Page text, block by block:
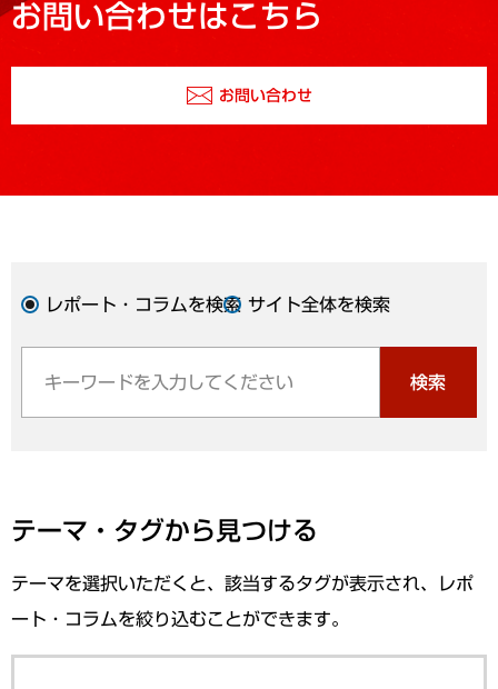
お問い合わせはこちら
お問い合わせ
レポート・コラムを検索 サイト全体を検索
検索
テーマ・タグから見つける
テーマを選択いただくと、該当するタグが表示され、レポ
ート・コラムを絞り込むことができます。